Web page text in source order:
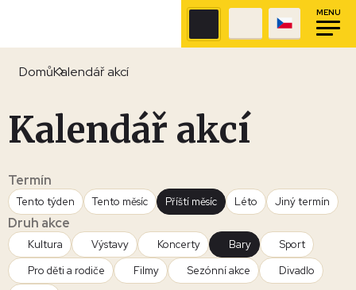
MENU
DomůKalendář akcí
Kalendář akcí
Termín
Tento týden Tento měsíc Příští měsíc Léto Jiný termín
Druh akce
Kultura Výstavy Koncerty Bary
Sport
Pro děti a rodiče
Filmy Sezónní akce
Divadlo